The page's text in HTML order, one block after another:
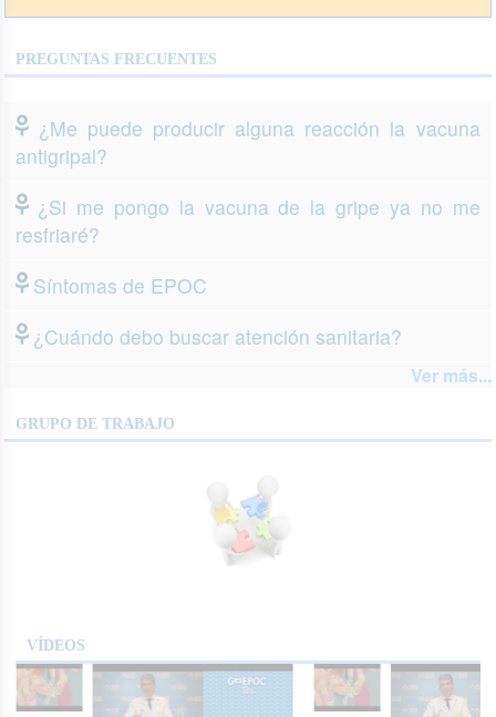
PREGUNTAS FRECUENTES
¿Me puede producir alguna reacción la vacuna
antigripal?
¿Si me pongo la vacuna de la gripe ya no me
resfriaré?
Síntomas de EPOC
¿Cuándo debo buscar atención sanitaria?
Ver más...
GRUPO DE TRABAJO
VÍDEOS